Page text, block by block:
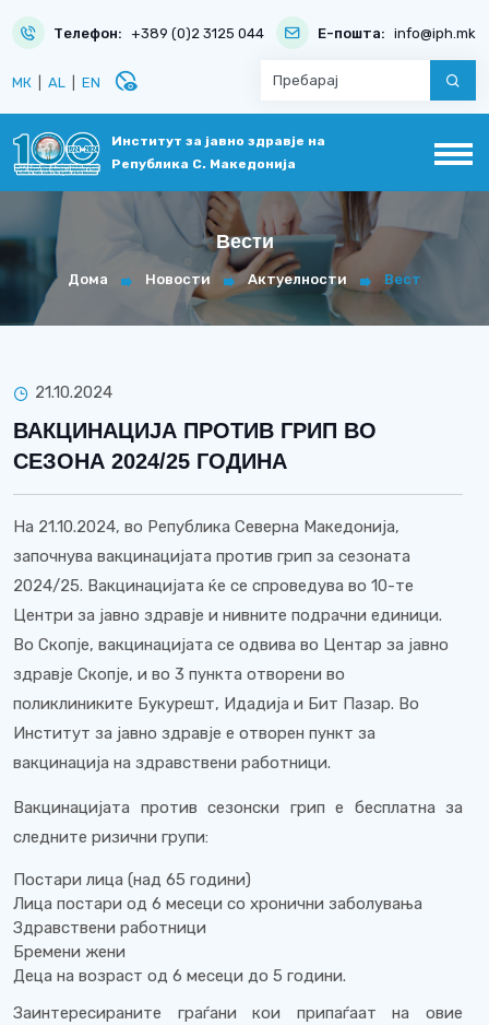
Телефон: +389 (0)2 3125 044 Е-пошта: info@iph.mk
МК AL EN disabled_visible
Институт за јавно здравје на
Република С. Македонија
Вести
Дома Новости Актуелности Вест
21.10.2024
ВАКЦИНАЦИЈА ПРОТИВ ГРИП ВО
СЕЗОНА 2024/25 ГОДИНА
На 21.10.2024, во Република Северна Македонија,
започнува вакцинацијата против грип за сезоната
2024/25. Вакцинацијата ќе се спроведува во 10-те
Центри за јавно здравје и нивните подрачни единици.
Во Скопје, вакцинацијата се одвива во Центар за јавно
здравје Скопје, и во 3 пункта отворени во
поликлиниките Букурешт, Идадија и Бит Пазар. Во
Институт за јавно здравје е отворен пункт за
вакцинација на здравствени работници.
Вакцинацијата против сезонски грип е бесплатна за
следните ризични групи:
Постари лица (над 65 години)
Лица постари од 6 месеци со хронични заболувања
Здравствени работници
Бремени жени
Деца на возраст од 6 месеци до 5 години.
Заинтересираните граѓани кои припаѓаат на овие